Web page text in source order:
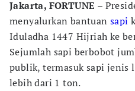
Jakarta, FORTUNE –
menyalurkan bantuan sapi
Iduladha 1447 Hijriah ke
Sejumlah sapi berbobot
publik, termasuk sapi jenis
lebih dari 1 ton.